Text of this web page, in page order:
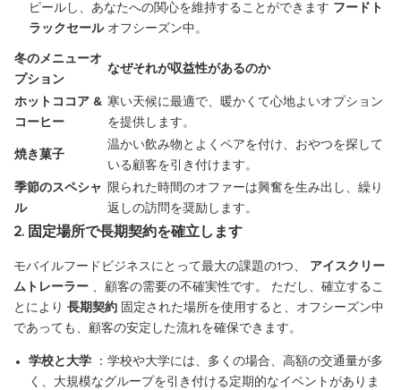
ピールし、あなたへの関心を維持することができます フードト
ラックセール オフシーズン中。
冬のメニューオ
プション
なぜそれが収益性があるのか
ホットココア &
コーヒー
寒い天候に最適で、暖かくて心地よいオプション
を提供します。
焼き菓子
温かい飲み物とよくペアを付け、おやつを探して
いる顧客を引き付けます。
季節のスペシャ
ル
限られた時間のオファーは興奮を生み出し、繰り
返しの訪問を奨励します。
2. 固定場所で長期契約を確立します
モバイルフードビジネスにとって最大の課題の1つ、 アイスクリー
ムトレーラー 、顧客の需要の不確実性です。 ただし、確立するこ
とにより 長期契約 固定された場所を使用すると、オフシーズン中
であっても、顧客の安定した流れを確保できます。
学校と大学
：学校や大学には、多くの場合、高額の交通量が多
く、大規模なグループを引き付ける定期的なイベントがありま